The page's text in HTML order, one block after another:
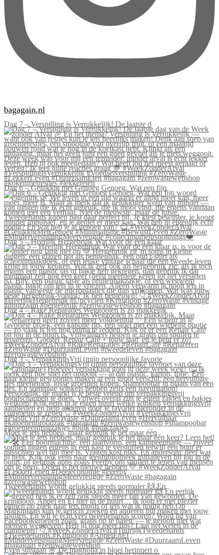
bagagain.nl
Dag 7 – Verspilling is Verrukkelijk! De laatste d
Dag 6 – Gelukkig met Genoeg Genoeg. Wat een fijn
Dag 5 – Heerlijk Hergebruik Wat voor de één klaar
Dag 4 – Rake Reparaties Weggooien is zo makkelijk
Dag 3 – VerpakkingsVrij (mijn persoonlijke favorie
Moet je iets hebben, maar gebruik je het maar één
Tweedehands wordt gelukkig steeds normaler 🙌 En
Even stilstaan 🌸 De magnolia in bloei herinnert o